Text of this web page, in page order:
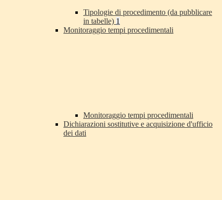
Tipologie di procedimento (da pubblicare
in tabelle) 1
Monitoraggio tempi procedimentali
Monitoraggio tempi procedimentali
Dichiarazioni sostitutive e acquisizione d'ufficio
dei dati